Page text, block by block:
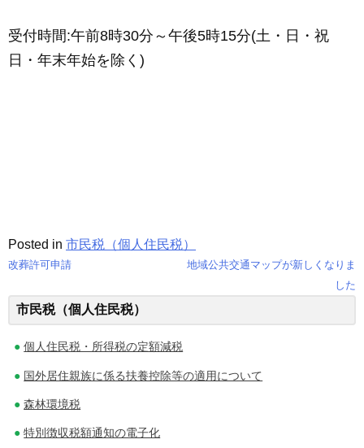
受付時間:午前8時30分～午後5時15分(土・日・祝
日・年末年始を除く)
Posted in 市民税（個人住民税）
稿
ナ
ビ
ゲ
ー
改葬許可申請
地域公共交通マップが新しくなりま
した
市民税（個人住民税）
個人住民税・所得税の定額減税
国外居住親族に係る扶養控除等の適用について
森林環境税
特別徴収税額通知の電子化